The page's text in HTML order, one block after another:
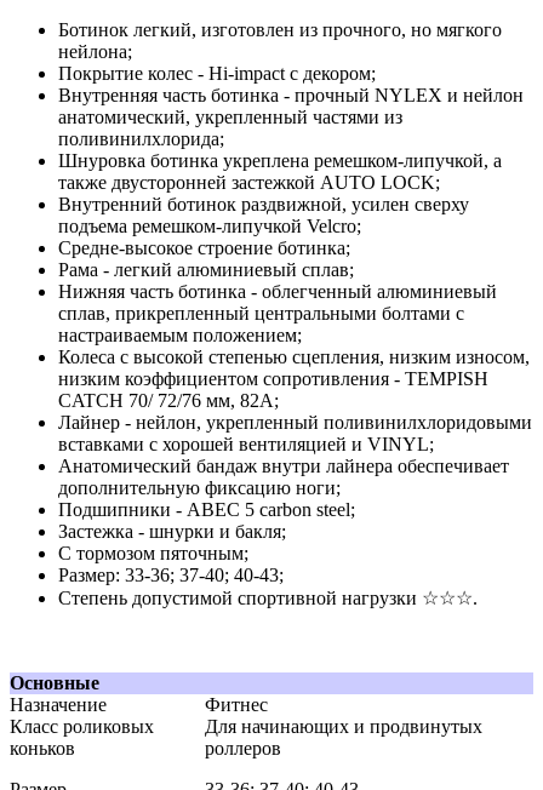
Ботинок легкий, изготовлен из прочного, но мягкого
нейлона;
Покрытие колес - Hi-impact с декором;
Внутренняя часть ботинка - прочный NYLEX и нейлон
анатомический, укрепленный частями из
поливинилхлорида;
Шнуровка ботинка укреплена ремешком-липучкой, а
также двусторонней застежкой AUTO LOCK;
Внутренний ботинок раздвижной, усилен сверху
подъема ремешком-липучкой Velcro;
Средне-высокое строение ботинка;
Рама - легкий алюминиевый сплав;
Нижняя часть ботинка - облегченный алюминиевый
сплав, прикрепленный центральными болтами с
настраиваемым положением;
Колеса с высокой степенью сцепления, низким износом,
низким коэффициентом сопротивления - TEMPISH
CATCH 70/ 72/76 мм, 82A;
Лайнер - нейлон, укрепленный поливинилхлоридовыми
вставками с хорошей вентиляцией и VINYL;
Анатомический бандаж внутри лайнера обеспечивает
дополнительную фиксацию ноги;
Подшипники - АВЕС 5 carbon steel;
Застежка - шнурки и бакля;
С тормозом пяточным;
Размер: 33-36; 37-40; 40-43;
Степень допустимой спортивной нагрузки ☆☆☆.
Основные
Назначение
Фитнес
Класс роликовых
коньков
Для начинающих и продвинутых
роллеров